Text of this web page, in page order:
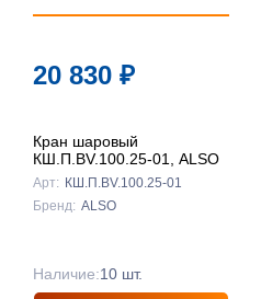
20 830 ₽
Кран шаровый
КШ.П.BV.100.25-01, ALSO
Арт: КШ.П.BV.100.25-01
Бренд: ALSO
Наличие:10 шт.